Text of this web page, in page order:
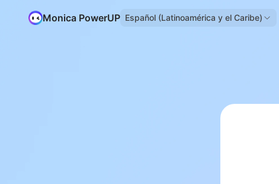
Monica PowerUP Español (Latinoamérica y el Caribe)